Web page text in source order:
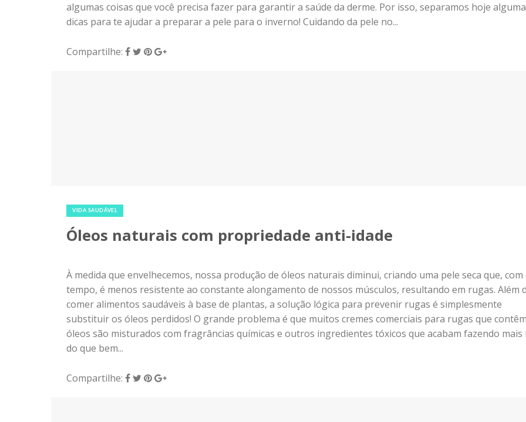
algumas coisas que você precisa fazer para garantir a saúde da derme. Por isso, separamos hoje
dicas para te ajudar a preparar a pele para o inverno! Cuidando da pele no...
Compartilhe:
VIDA SAUDÁVEL
Óleos naturais com propriedade anti-idade
À medida que envelhecemos, nossa produção de óleos naturais diminui, criando uma pele seca que, com
tempo, é menos resistente ao constante alongamento de nossos músculos, resultando em rugas. Além
comer alimentos saudáveis ​​à base de plantas, a solução lógica para prevenir rugas é simplesmente
substituir os óleos perdidos! O grande problema é que muitos cremes comerciais para rugas que
óleos são misturados com fragrâncias químicas e outros ingredientes tóxicos que acabam fazendo mais
do que bem...
Compartilhe: